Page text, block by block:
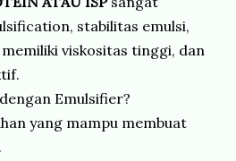
stabilitas emulsi,
viskositas tinggi, dan
Emulsifier?
yang mampu membuat